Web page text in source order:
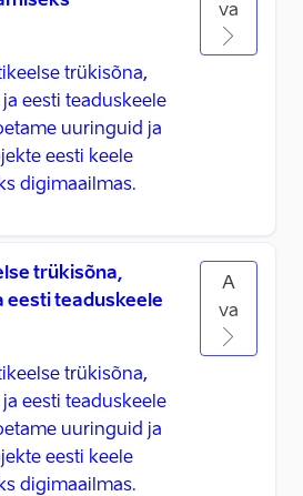
trükisõna,
eesti teaduskeele
uuringuid ja
eesti keele
digimaailmas.
va
trükisõna,
eesti teaduskeele
trükisõna,
eesti teaduskeele
uuringuid ja
eesti keele
digimaailmas.
A
va